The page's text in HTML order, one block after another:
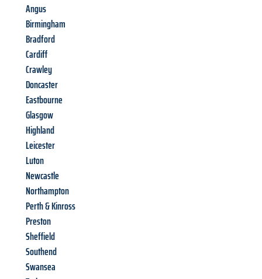
Angus
Birmingham
Bradford
Cardiff
Crawley
Doncaster
Eastbourne
Glasgow
Highland
Leicester
Luton
Newcastle
Northampton
Perth & Kinross
Preston
Sheffield
Southend
Swansea